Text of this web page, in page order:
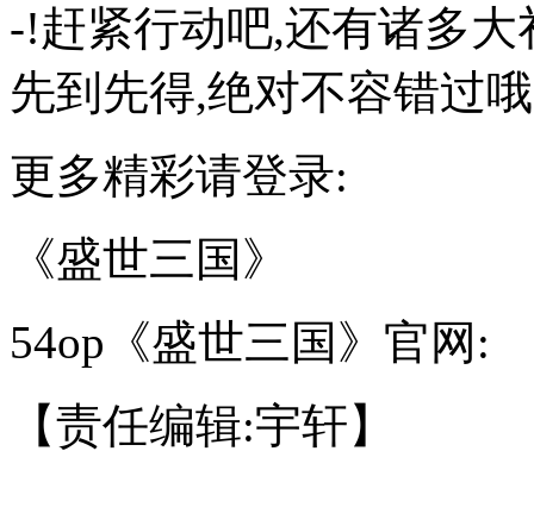
-!赶紧行动吧,还有诸多
先到先得,绝对不容错过
更多精彩请登录:
《盛世三国》
54op《盛世三国》官网:
【责任编辑:宇轩】